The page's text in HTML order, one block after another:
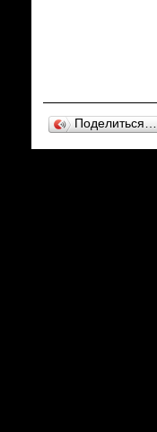
Поделиться…